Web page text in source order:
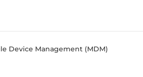
Device Management (MDM)